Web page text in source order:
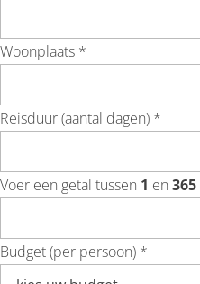
Woonplaats *
Reisduur (aantal dagen) *
Voer een getal tussen 1 en 365
Budget (per persoon) *